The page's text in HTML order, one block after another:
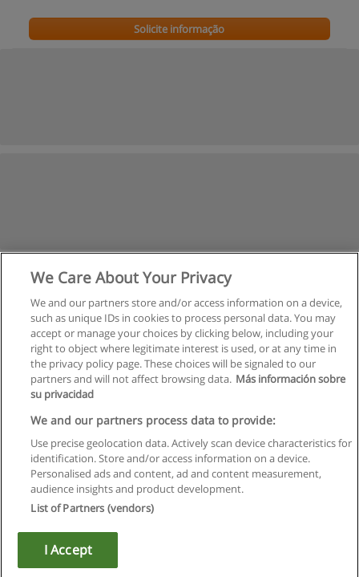
Solicite informação
Regras de uso
Privacidade de dados
Entrar em contato com Educaedu
Copyright © Educaedu Business S.L. - CIF : B-95610580: -
We Care About Your Privacy
We and our partners store and/or access information on a device,
such as unique IDs in cookies to process personal data. You may
accept or manage your choices by clicking below, including your
right to object where legitimate interest is used, or at any time in
the privacy policy page. These choices will be signaled to our
partners and will not affect browsing data. Más información sobre
su privacidad
We and our partners process data to provide:
Use precise geolocation data. Actively scan device characteristics for
identification. Store and/or access information on a device.
Personalised ads and content, ad and content measurement,
audience insights and product development.
List of Partners (vendors)
I Accept